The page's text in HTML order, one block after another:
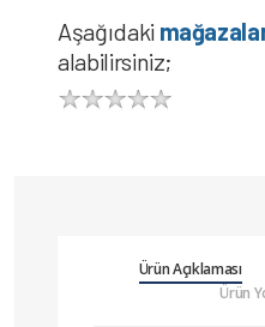
Aşağıdaki
alabilirsiniz;
Ürün Açıklaması
Ürün